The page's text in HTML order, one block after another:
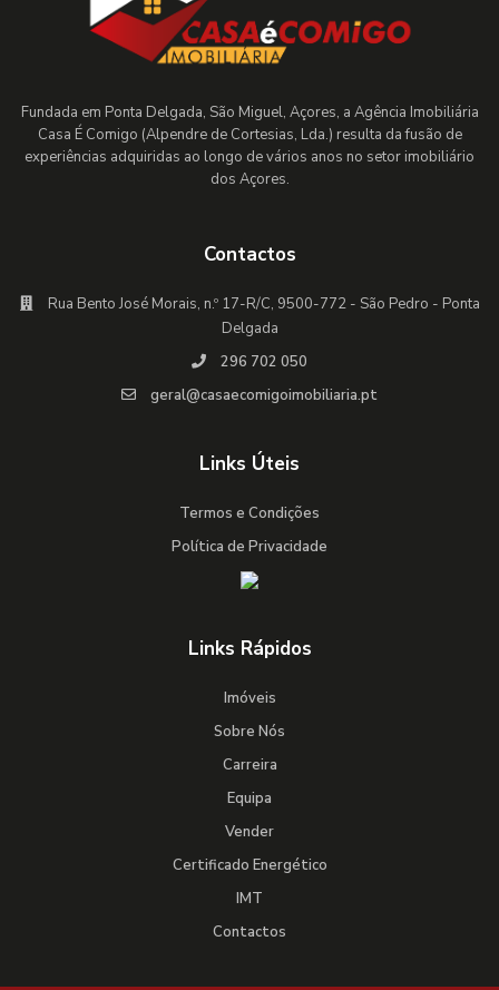
Fundada em Ponta Delgada, São Miguel, Açores, a Agência Imobiliária
Casa É Comigo (Alpendre de Cortesias, Lda.) resulta da fusão de
experiências adquiridas ao longo de vários anos no setor imobiliário
dos Açores.
Contactos
Rua Bento José Morais, n.º 17-R/C, 9500-772 - São Pedro - Ponta
Delgada
296 702 050
geral@casaecomigoimobiliaria.pt
Links Úteis
Termos e Condições
Política de Privacidade
Links Rápidos
Imóveis
Sobre Nós
Carreira
Equipa
Vender
Certificado Energético
IMT
Contactos